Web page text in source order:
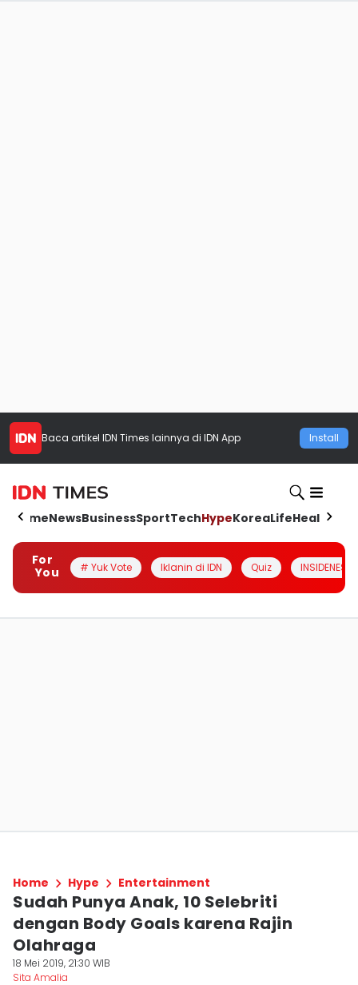
Baca artikel IDN Times lainnya di IDN App Install
HomeNewsBusinessSportTechHypeKoreaLifeHealth
For
You
# Yuk Vote Iklanin di IDN Quiz INSIDENESIA
Home Hype Entertainment
Sudah Punya Anak, 10 Selebriti
dengan Body Goals karena Rajin
Olahraga
18 Mei 2019, 21:30 WIB
Sita Amalia